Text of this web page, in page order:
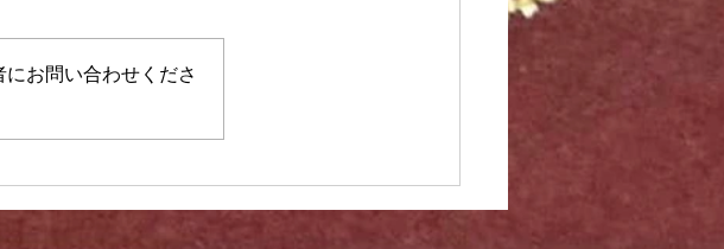
両耳が全失聴から4か月…聴力
お問い合わせくださ